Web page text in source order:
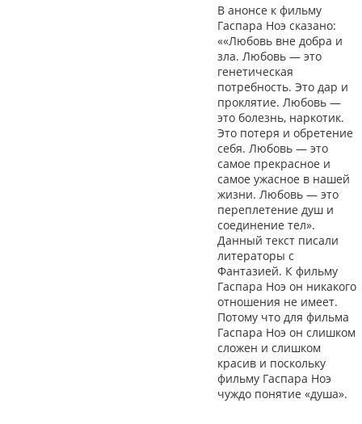
В анонсе к фильму
Гаспара Ноэ сказано:
««Любовь вне добра и
зла. Любовь — это
генетическая
потребность. Это дар и
проклятие. Любовь —
это болезнь, наркотик.
Это потеря и обретение
себя. Любовь — это
самое прекрасное и
самое ужасное в нашей
жизни. Любовь — это
переплетение душ и
соединение тел».
Данный текст писали
литераторы с
Фантазией. К фильму
Гаспара Ноэ он никакого
отношения не имеет.
Потому что для фильма
Гаспара Ноэ он слишком
сложен и слишком
красив и поскольку
фильму Гаспара Ноэ
чуждо понятие «душа».